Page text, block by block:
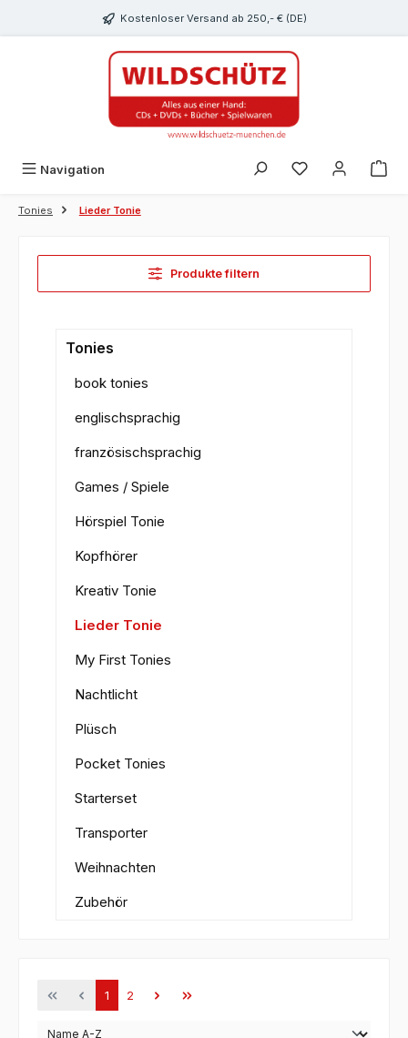
Kostenloser Versand ab 250,- € (DE)
Navigation Du hast 0
Tonies Lieder Tonie
Produkte filtern
Tonies
book tonies
englischsprachig
französischsprachig
Games / Spiele
Hörspiel Tonie
Kopfhörer
Kreativ Tonie
Lieder Tonie
My First Tonies
Nachtlicht
Plüsch
Pocket Tonies
Starterset
Transporter
Weihnachten
Zubehör
Seite
1 Seite
2